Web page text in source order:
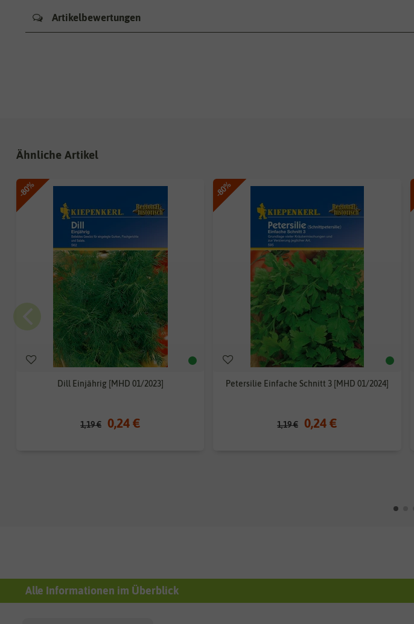
Artikelbewertungen
Ähnliche Artikel
-80%
Dill Einjährig [MHD 01/2023]
1,19 € 0,24 €
-80%
Petersilie Einfache Schnitt 3 [MHD 01/2024]
1,19 € 0,24 €
Alle Informationen im Überblick